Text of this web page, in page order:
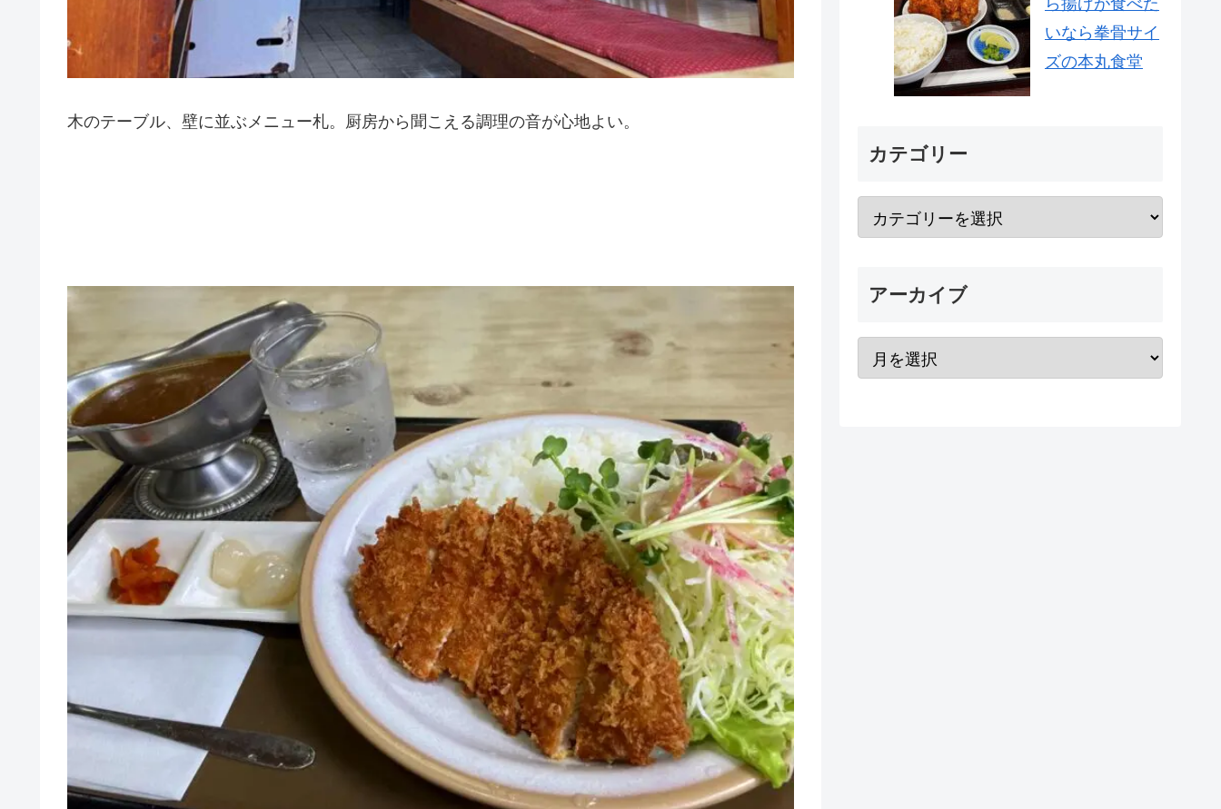
木のテーブル、壁に並ぶメニュー札。厨房から聞こえる調理の音が心地よい。
ら揚げが食べた
いなら拳骨サイ
ズの本丸食堂
カテゴリー
アーカイブ